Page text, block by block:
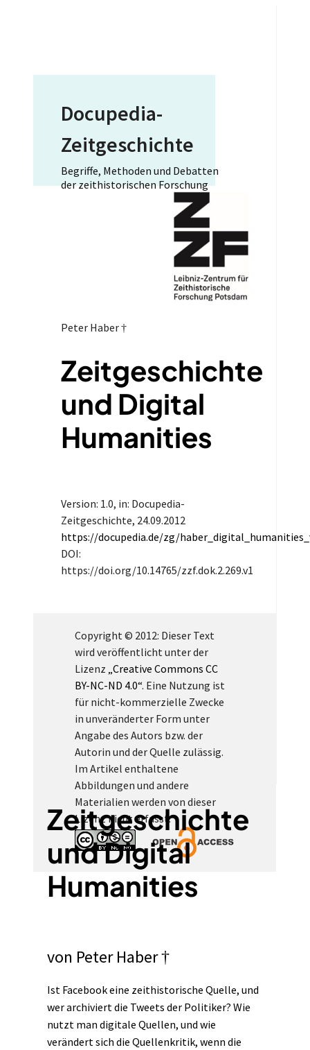
Docupedia-
Zeitgeschichte
Begriffe, Methoden und Debatten
der zeithistorischen Forschung
Peter Haber †
Zeitgeschichte
und Digital
Humanities
Version: 1.0, in: Docupedia-
Zeitgeschichte, 24.09.2012
https://docupedia.de/zg/
DOI:
https://doi.org/10.14765/zzf.dok.2.269.v1
Copyright © 2012: Dieser Text
wird veröffentlicht unter der
Lizenz „Creative Commons CC
BY-NC-ND 4.0“. Eine Nutzung ist
für nicht-kommerzielle Zwecke
in unveränderter Form unter
Angabe des Autors bzw. der
Autorin und der Quelle zulässig.
Im Artikel enthaltene
Abbildungen und andere
Materialien werden von dieser
Lizenz nicht erfasst.
Zeitgeschichte
und Digital
Humanities
von Peter Haber †
Ist Facebook eine zeithistorische Quelle, und
wer archiviert die Tweets der Politiker? Wie
nutzt man digitale Quellen, und wie
verändert sich die Quellenkritik, wenn die